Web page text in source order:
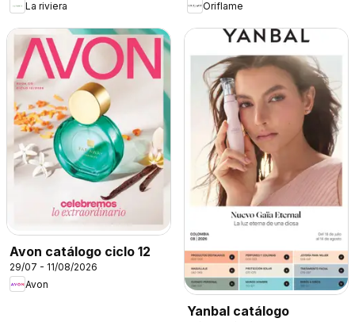
La riviera Oriflame
Avon catálogo ciclo 12
29/07 - 11/08/2026
Avon
Yanbal catálogo